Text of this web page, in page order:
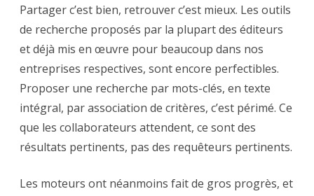
Partager c’est bien, retrouver c’est mieux. Les outils
de recherche proposés par la plupart des éditeurs
et déjà mis en œuvre pour beaucoup dans nos
entreprises respectives, sont encore perfectibles.
Proposer une recherche par mots-clés, en texte
intégral, par association de critères, c’est périmé. Ce
que les collaborateurs attendent, ce sont des
résultats pertinents, pas des requêteurs pertinents.
Les moteurs ont néanmoins fait de gros progrès, et